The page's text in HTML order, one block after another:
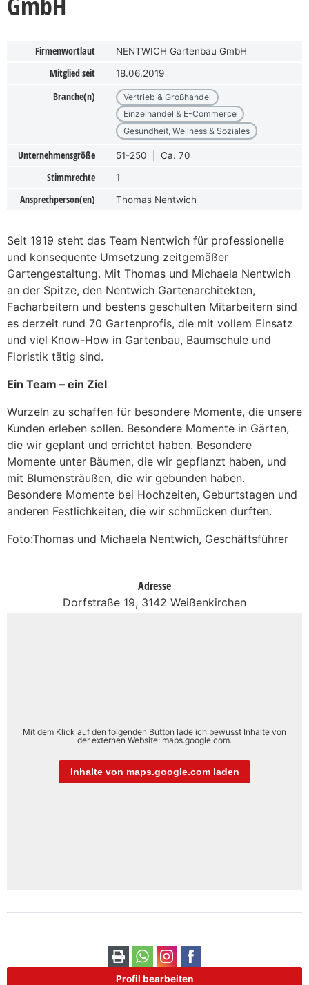
Firmenwortlaut NENTWICH Gartenbau GmbH
Mitglied seit 18.06.2019
Branche(n)
Vertrieb & Großhandel
Einzelhandel & E-Commerce
Gesundheit, Wellness & Soziales
Unternehmensgröße 51-250 | Ca. 70
Stimmrechte 1
Ansprechperson(en) Thomas Nentwich
Seit 1919 steht das Team Nentwich für professionelle
und konsequente Umsetzung zeitgemäßer
Gartengestaltung. Mit Thomas und Michaela Nentwich
an der Spitze, den Nentwich Gartenarchitekten,
Facharbeitern und bestens geschulten Mitarbeitern sind
es derzeit rund 70 Gartenprofis, die mit vollem Einsatz
und viel Know-How in Gartenbau, Baumschule und
Floristik tätig sind.
Ein Team – ein Ziel
Wurzeln zu schaffen für besondere Momente, die unsere
Kunden erleben sollen. Besondere Momente in Gärten,
die wir geplant und errichtet haben. Besondere
Momente unter Bäumen, die wir gepflanzt haben, und
mit Blumensträußen, die wir gebunden haben.
Besondere Momente bei Hochzeiten, Geburtstagen und
anderen Festlichkeiten, die wir schmücken durften.
Foto:Thomas und Michaela Nentwich, Geschäftsführer
Adresse
Dorfstraße 19, 3142 Weißenkirchen
Mit dem Klick auf den folgenden Button lade ich bewusst Inhalte von
der externen Website: maps.google.com.
Inhalte von maps.google.com laden
Profil bearbeiten